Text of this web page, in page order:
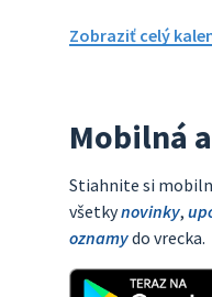
Zobraziť celý
Mobilná
Stiahnite si
všetkynovinky,
oznamydo vrecka.